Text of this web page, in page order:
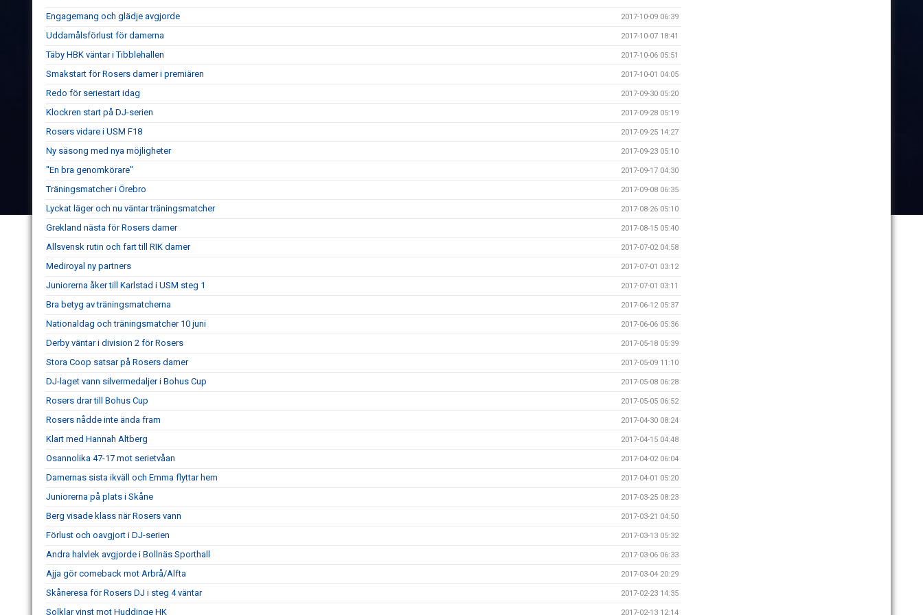
Engagemang och glädje avgjorde 2017-10-09 06:39
Uddamålsförlust för damerna 2017-10-07 18:41
Täby HBK väntar i Tibblehallen 2017-10-06 05:51
Smakstart för Rosers damer i premiären 2017-10-01 04:05
Redo för seriestart idag 2017-09-30 05:20
Klockren start på DJ-serien 2017-09-28 05:19
Rosers vidare i USM F18 2017-09-25 14:27
Ny säsong med nya möjligheter 2017-09-23 05:10
"En bra genomkörare" 2017-09-17 04:30
Träningsmatcher i Örebro 2017-09-08 06:35
Lyckat läger och nu väntar träningsmatcher 2017-08-26 05:10
Grekland nästa för Rosers damer 2017-08-15 05:40
Allsvensk rutin och fart till RIK damer 2017-07-02 04:58
Mediroyal ny partners 2017-07-01 03:12
Juniorerna åker till Karlstad i USM steg 1 2017-07-01 03:11
Bra betyg av träningsmatcherna 2017-06-12 05:37
Nationaldag och träningsmatcher 10 juni 2017-06-06 05:36
Derby väntar i division 2 för Rosers 2017-05-18 05:39
Stora Coop satsar på Rosers damer 2017-05-09 11:10
DJ-laget vann silvermedaljer i Bohus Cup 2017-05-08 06:28
Rosers drar till Bohus Cup 2017-05-05 06:52
Rosers nådde inte ända fram 2017-04-30 08:24
Klart med Hannah Altberg 2017-04-15 04:48
Osannolika 47-17 mot serietvåan 2017-04-02 06:04
Damernas sista ikväll och Emma flyttar hem 2017-04-01 05:20
Juniorerna på plats i Skåne 2017-03-25 08:23
Berg visade klass när Rosers vann 2017-03-21 04:50
Förlust och oavgjort i DJ-serien 2017-03-13 05:32
Andra halvlek avgjorde i Bollnäs Sporthall 2017-03-06 06:33
Ajja gör comeback mot Arbrå/Alfta 2017-03-04 20:29
Skåneresa för Rosers DJ i steg 4 väntar 2017-02-23 14:35
Solklar vinst mot Huddinge HK 2017-02-13 12:14